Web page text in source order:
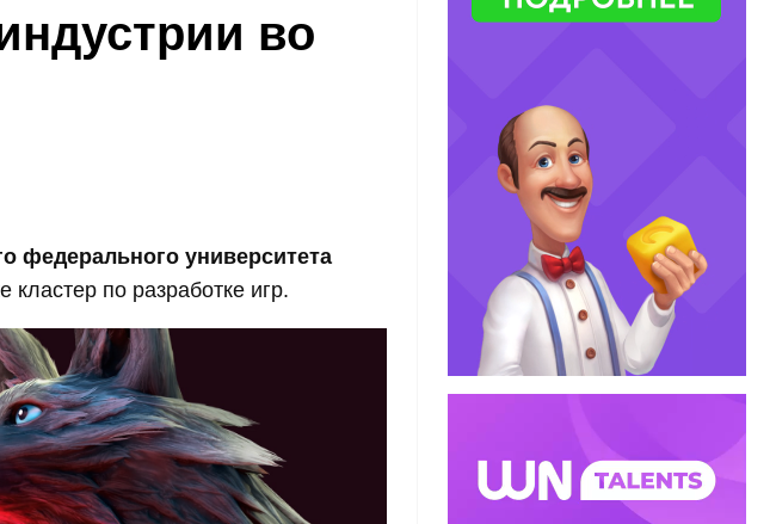
во
федерального университета
по разработке игр.